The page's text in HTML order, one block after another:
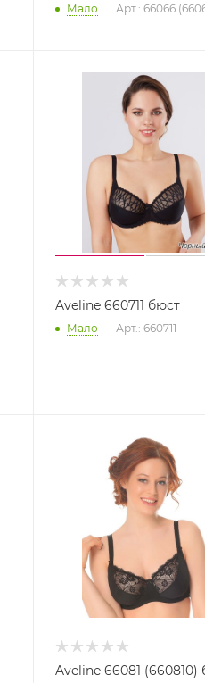
Мало Арт.: 66066
Aveline 660711 бюст
Мало Арт.: 660711
Aveline 66081 (660810)